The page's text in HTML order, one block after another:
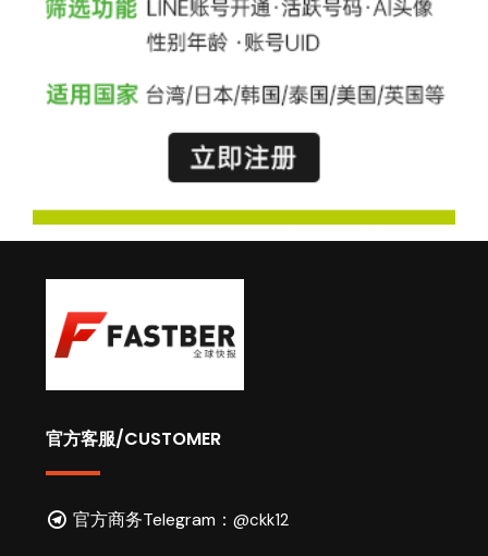
官方客服/CUSTOMER
官方商务Telegram： @ckk12